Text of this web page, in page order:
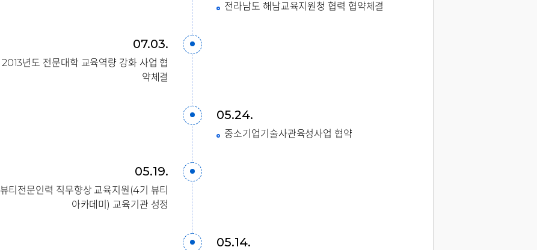
전라남도 해남교육지원청 협력 협약체결
07.03.
2013년도 전문대학 교육역량 강화 사업 협
약체결
05.24.
중소기업기술사관육성사업 협약
05.19.
뷰티전문인력 직무향상 교육지원(4기 뷰티
아카데미) 교육기관 성정
05.14.